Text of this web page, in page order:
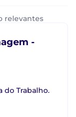
relevantes
-
do Trabalho.